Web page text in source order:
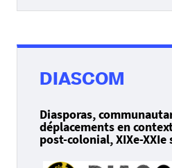
DIASCOM
Diasporas,
déplacements en
post-colonial, XIXe-XXIe